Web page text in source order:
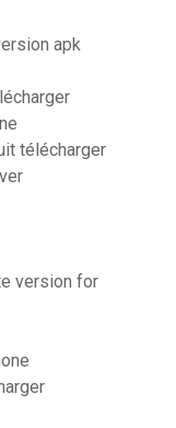
apk
télécharger
version for